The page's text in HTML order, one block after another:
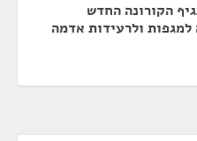
הקורונה החדש
למגפות ולרעידות אדמה